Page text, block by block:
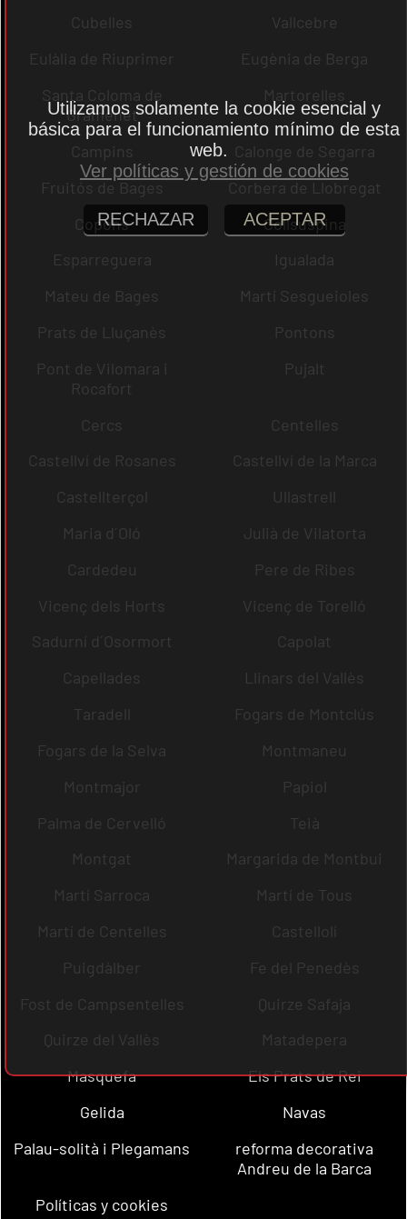
Cubelles
Vallcebre
Eulàlia de Riuprimer
Eugènia de Berga
Santa Coloma de
Gramenet
Martorelles
Campins
Calonge de Segarra
Fruitós de Bages
Corbera de Llobregat
Copons
Collsuspina
Esparreguera
Igualada
Mateu de Bages
Martí Sesgueioles
Prats de Lluçanès
Pontons
Pont de Vilomara i
Rocafort
Pujalt
Cercs
Centelles
Castellví de Rosanes
Castellví de la Marca
Castellterçol
Ullastrell
Maria d´Oló
Julià de Vilatorta
Cardedeu
Pere de Ribes
Vicenç dels Horts
Vicenç de Torelló
Sadurní d´Osormort
Capolat
Capellades
Llinars del Vallès
Taradell
Fogars de Montclús
Fogars de la Selva
Montmaneu
Montmajor
Papiol
Palma de Cervelló
Teià
Montgat
Margarida de Montbui
Martí Sarroca
Martí de Tous
Martí de Centelles
Castellolí
Puigdàlber
Fe del Penedès
Fost de Campsentelles
Quirze Safaja
Quirze del Vallès
Matadepera
Masquefa
Els Prats de Rei
Gelida
Navas
Palau-solità i Plegamans
reforma decorativa
Andreu de la Barca
Políticas y cookies
Utilizamos solamente la cookie esencial y
básica para el funcionamiento mínimo de esta
web.
Ver políticas y gestión de cookies
RECHAZAR ACEPTAR